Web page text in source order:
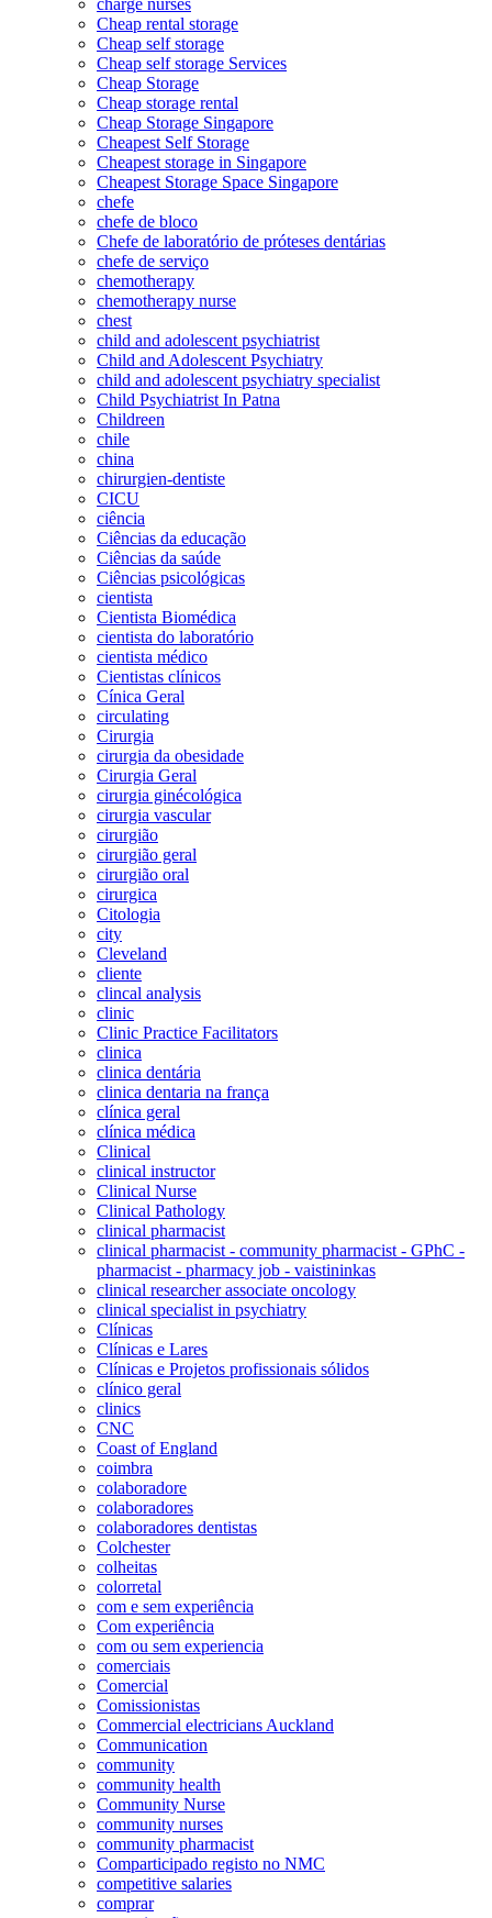
Cheap rental storage
Cheap self storage
Cheap self storage Services
Cheap Storage
Cheap storage rental
Cheap Storage Singapore
Cheapest Self Storage
Cheapest storage in Singapore
Cheapest Storage Space Singapore
chefe
chefe de bloco
Chefe de laboratório de próteses dentárias
chefe de serviço
chemotherapy
chemotherapy nurse
chest
child and adolescent psychiatrist
Child and Adolescent Psychiatry
child and adolescent psychiatry specialist
Child Psychiatrist In Patna
Childreen
chile
china
chirurgien-dentiste
CICU
ciência
Ciências da educação
Ciências da saúde
Ciências psicológicas
cientista
Cientista Biomédica
cientista do laboratório
cientista médico
Cientistas clínicos
Cínica Geral
circulating
Cirurgia
cirurgia da obesidade
Cirurgia Geral
cirurgia ginécológica
cirurgia vascular
cirurgião
cirurgião geral
cirurgião oral
cirurgica
Citologia
city
Cleveland
cliente
clincal analysis
clinic
Clinic Practice Facilitators
clinica
clinica dentária
clinica dentaria na frança
clínica geral
clínica médica
Clinical
clinical instructor
Clinical Nurse
Clinical Pathology
clinical pharmacist
clinical pharmacist - community pharmacist - GPhC -
pharmacist - pharmacy job - vaistininkas
clinical researcher associate oncology
clinical specialist in psychiatry
Clínicas
Clínicas e Lares
Clínicas e Projetos profissionais sólidos
clínico geral
clinics
CNC
Coast of England
coimbra
colaboradore
colaboradores
colaboradores dentistas
Colchester
colheitas
colorretal
com e sem experiência
Com experiência
com ou sem experiencia
comerciais
Comercial
Comissionistas
Commercial electricians Auckland
Communication
community
community health
Community Nurse
community nurses
community pharmacist
Comparticipado registo no NMC
competitive salaries
comprar